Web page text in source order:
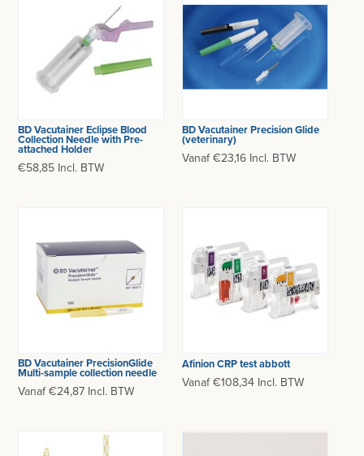
BD Vacutainer Eclipse Blood
Collection Needle with Pre-
attached Holder
€58,85 Incl. BTW
BD Vacutainer Precision Glide
(veterinary)
Vanaf €23,16 Incl. BTW
BD Vacutainer PrecisionGlide
Multi-sample collection needle
Vanaf €24,87 Incl. BTW
Afinion CRP test abbott
Vanaf €108,34 Incl. BTW